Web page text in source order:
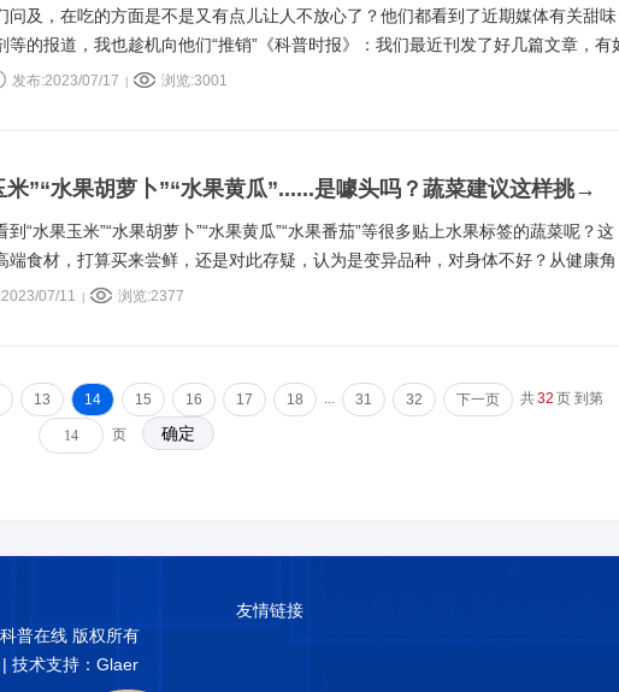
问及，在吃的方面是不是又有点儿让人不放心了？他们都看到了近期媒体有关甜味
等的报道，我也趁机向他们“推销”《科普时报》：我们最近刊发了好几篇文章，有
糖食品还能吃吗》《虾仁中的磷酸盐“保水剂”有害吗》《使用一次性杯子有损健康
发布:2023/07/17 浏览:3001
米”“水果胡萝卜”“水果黄瓜”......是噱头吗？蔬菜建议这样挑→
“水果玉米”“水果胡萝卜”“水果黄瓜”“水果番茄”等很多贴上水果标签的蔬菜呢？这
端食材，打算买来尝鲜，还是对此存疑，认为是变异品种，对身体不好？从健康角
到底好不好呢？
07/11 浏览:2377
13 14 15 16 17 18 ... 31 32 下一页 共32 页 到第
页
普在线 版权所有
| 技术支持：Glaer
友情链接